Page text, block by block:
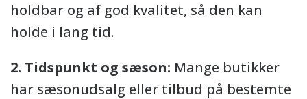
holdbar og af god kvalitet, så den kan
holde i lang tid.
2. Tidspunkt og sæson: Mange butikker
har sæsonudsalg eller tilbud på bestemte